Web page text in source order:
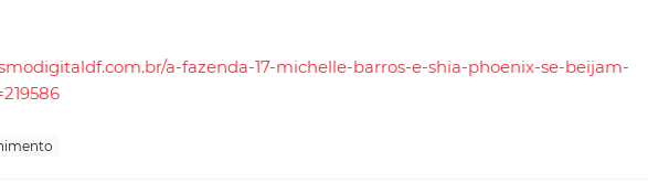
a-fazenda-17-michelle-barros-e-shia-phoenix-se-beijam-